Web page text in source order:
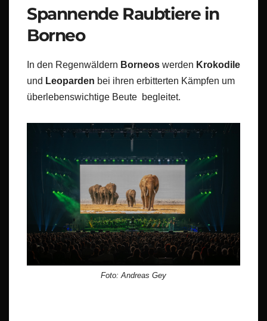
Spannende Raubtiere in
Borneo
In den Regenwäldern Borneos werden Krokodile
und Leoparden bei ihren erbitterten Kämpfen um
überlebenswichtige Beute begleitet.
Foto: Andreas Gey